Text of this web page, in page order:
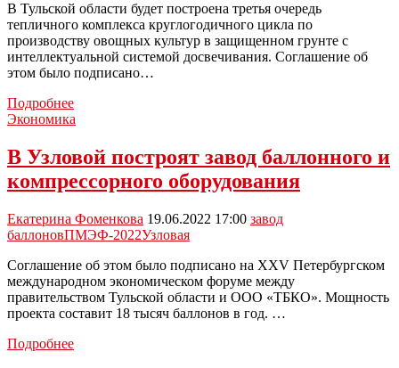
В Тульской области будет построена третья очередь
тепличного комплекса круглогодичного цикла по
производству овощных культур в защищенном грунте с
интеллектуальной системой досвечивания. Соглашение об
этом было подписано…
ПодробнееВ
Тульской
построят
тепличный
комплекс
12
млрд
рублей
Экономика
В Узловой построят завод баллонного и
компрессорного оборудования
Екатерина Фоменкова 19.06.2022 17:00 завод
баллоновПМЭФ-2022Узловая
Соглашение об этом было подписано на XXV Петербургском
международном экономическом форуме между
правительством Тульской области и ООО «ТБКО». Мощность
проекта составит 18 тысяч баллонов в год. …
ПодробнееВ